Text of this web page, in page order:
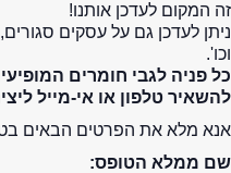
זה המקום לעדכן אותנו!
ניתן לעדכן גם על עסקים
וכו'.
כל פניה לגבי חומרים
להשאיר טלפון או אי-מייל
אנא מלא את הפרטים הבאים
שם ממלא הטופס: